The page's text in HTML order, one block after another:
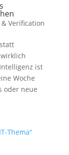
Verification
ist
Woche
oder neue